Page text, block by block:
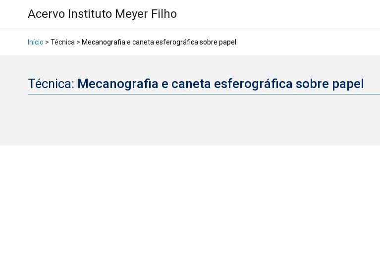
Acervo Instituto Meyer Filho
Início > Técnica > Mecanografia e caneta esferográfica sobre papel
Técnica: Mecanografia e caneta esferográfica sobre papel